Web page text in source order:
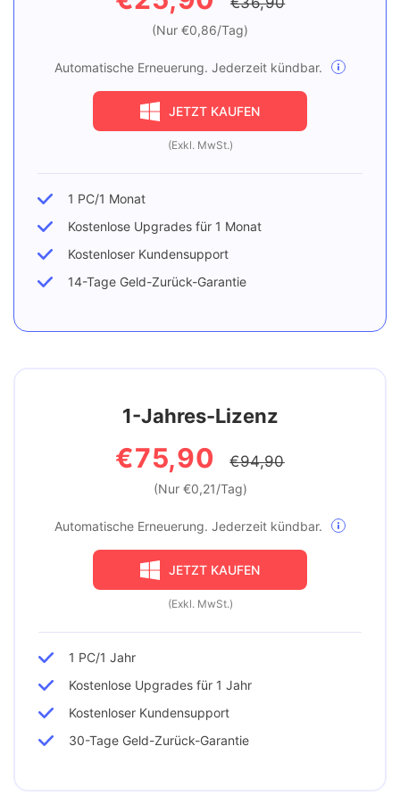
1-Jahres-Lizenz
€75,90 €94,90
(Nur €0,21/Tag)
Automatische Erneuerung. Jederzeit kündbar.
JETZT KAUFEN
(Exkl. MwSt.)
1 PC/1 Jahr
Kostenlose Upgrades für 1 Jahr
Kostenloser Kundensupport
30-Tage Geld-Zurück-Garantie
(Nur €0,86/Tag)
Automatische Erneuerung. Jederzeit kündbar.
JETZT KAUFEN
(Exkl. MwSt.)
1 PC/1 Monat
Kostenlose Upgrades für 1 Monat
Kostenloser Kundensupport
14-Tage Geld-Zurück-Garantie